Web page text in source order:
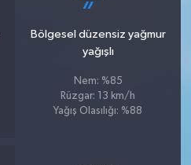
Bölgesel düzensiz yağmur
yağışlı
Nem: %85
Rüzgar: 13 km/h
Yağış Olasılığı: %88